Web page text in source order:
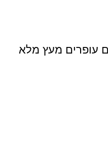
עופרים מעץ מלא